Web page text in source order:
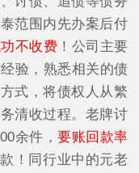
范围内先办案后付
不收费 ！公司主要
验，熟悉相关的债
式，将债权人从繁
清收过程。老牌讨
余件，要账回款率
！同行业中的元老